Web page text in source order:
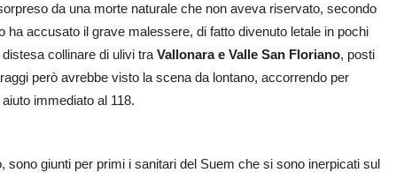
da una morte naturale che non aveva riservato, secondo
ha accusato il grave malessere, di fatto divenuto letale in pochi
collinare di ulivi tra Vallonara e Valle San Floriano, posti
però avrebbe visto la scena da lontano, accorrendo per
immediato al 118.
sono giunti per primi i sanitari del Suem che si sono inerpicati sul